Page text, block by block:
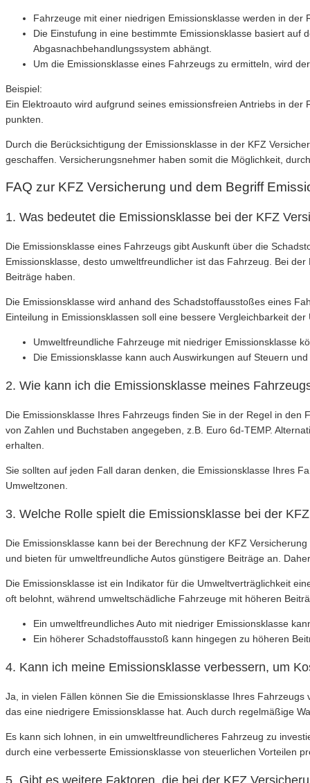
Fahrzeuge mit einer niedrigen Emissionsklasse werden in
Die Einstufung in eine bestimmte Emissionsklasse basiert
Abgasnachbehandlungssystem abhängt.
Um die Emissionsklasse eines Fahrzeugs zu ermitteln, wird
Beispiel:
Ein Elektroauto wird aufgrund seines emissionsfreien Antriebs in
punkten.
Durch die Berücksichtigung der Emissionsklasse in der KFZ
geschaffen. Versicherungsnehmer haben somit die Möglichkeit,
FAQ zur KFZ Versicherung und dem Begriff
1. Was bedeutet die Emissionsklasse bei der KFZ
Die Emissionsklasse eines Fahrzeugs gibt Auskunft über die
Emissionsklasse, desto umweltfreundlicher ist das Fahrzeug. Bei
Beiträge haben.
Die Emissionsklasse wird anhand des Schadstoffausstoßes eines
Einteilung in Emissionsklassen soll eine bessere Vergleichbarkeit
Umweltfreundliche Fahrzeuge mit niedriger Emissionsklasse
Die Emissionsklasse kann auch Auswirkungen auf Steuern
2. Wie kann ich die Emissionsklasse meines
Die Emissionsklasse Ihres Fahrzeugs finden Sie in der Regel in
von Zahlen und Buchstaben angegeben, z.B. Euro 6d-TEMP.
erhalten.
Sie sollten auf jeden Fall daran denken, die Emissionsklasse Ihres
Umweltzonen.
3. Welche Rolle spielt die Emissionsklasse bei der
Die Emissionsklasse kann bei der Berechnung der KFZ
und bieten für umweltfreundliche Autos günstigere Beiträge an.
Die Emissionsklasse ist ein Indikator für die Umweltverträglichkeit
oft belohnt, während umweltschädliche Fahrzeuge mit höheren
Ein umweltfreundliches Auto mit niedriger Emissionsklasse
Ein höherer Schadstoffausstoß kann hingegen zu höheren
4. Kann ich meine Emissionsklasse verbessern, um
Ja, in vielen Fällen können Sie die Emissionsklasse Ihres
das eine niedrigere Emissionsklasse hat. Auch durch regelmäßige
Es kann sich lohnen, in ein umweltfreundlicheres Fahrzeug zu
durch eine verbesserte Emissionsklasse von steuerlichen Vorteilen
5. Gibt es weitere Faktoren, die bei der KFZ